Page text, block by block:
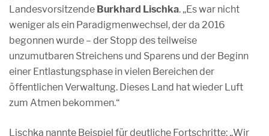
Landesvorsitzende Burkhard Lischka. „Es war nicht
weniger als ein Paradigmenwechsel, der da 2016
begonnen wurde – der Stopp des teilweise
unzumutbaren Streichens und Sparens und der Beginn
einer Entlastungsphase in vielen Bereichen der
öffentlichen Verwaltung. Dieses Land hat wieder Luft
zum Atmen bekommen.“
Lischka nannte Beispiel für deutliche Fortschritte: „Wir